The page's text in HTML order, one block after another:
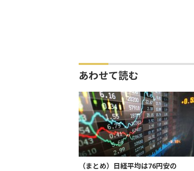
あわせて読む
（まとめ）日経平均は76円安の